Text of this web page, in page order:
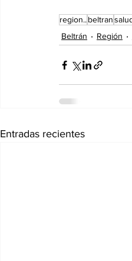
region..beltran
Beltrán
Región
Entradas recientes